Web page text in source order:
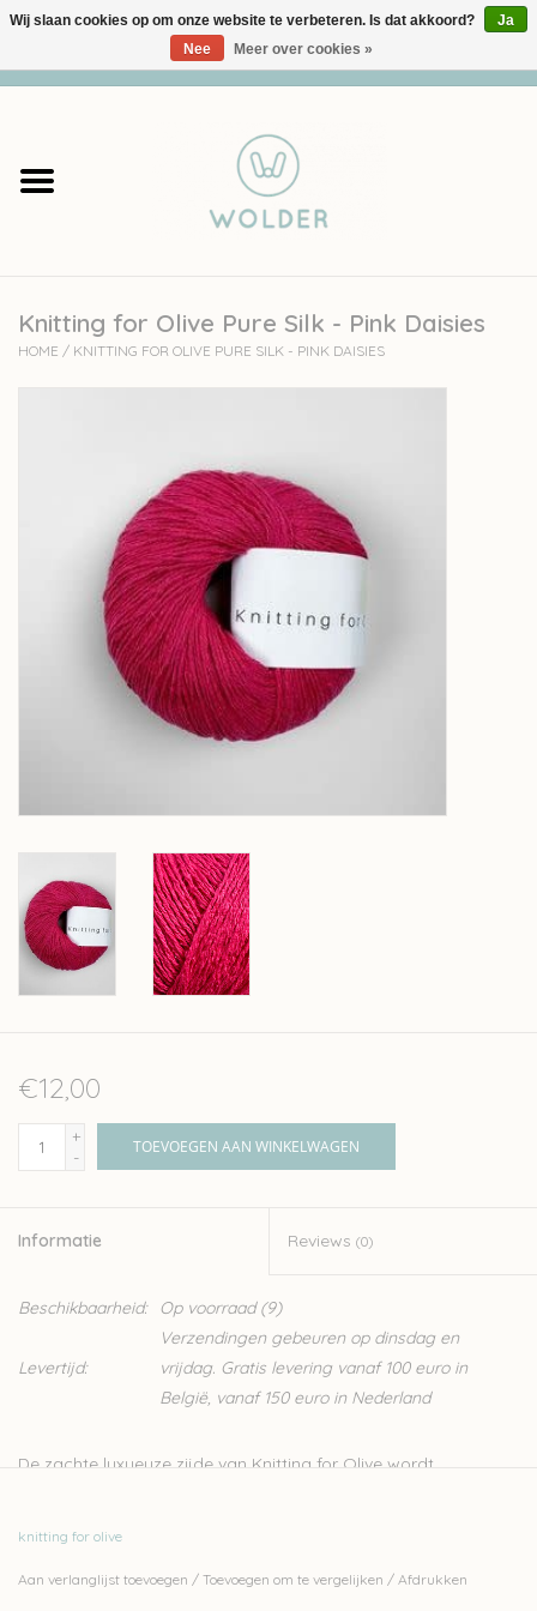
Garens
Accessoires
Over wolder
Knitting for Olive Pure Silk - Pink Daisies
HOME / KNITTING FOR OLIVE PURE SILK - PINK DAISIES
€12,00
+
-
TOEVOEGEN AAN WINKELWAGEN
Informatie Reviews (0)
Beschikbaarheid: Op voorraad(9)
Levertijd:
Verzendingen gebeuren op dinsdag en
vrijdag. Gratis levering vanaf 100 euro in
België, vanaf 150 euro in Nederland
De zachte luxueuze zijde van Knitting for Olive wordt
voor kinderen en baby’s. De zijde van Knitting for Olive, is
knitting for olive
Aan verlanglijst toevoegen / Toevoegen om te vergelijken / Afdrukken
Wij slaan cookies op om onze website te verbeteren. Is dat akkoord?
Ja
Nee
Meer over cookies »